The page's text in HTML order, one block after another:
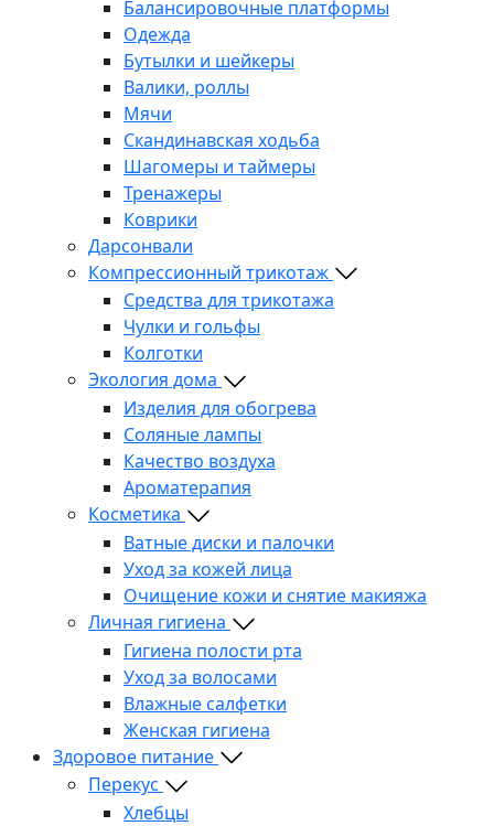
Балансировочные платформы
Одежда
Бутылки и шейкеры
Валики, роллы
Мячи
Скандинавская ходьба
Шагомеры и таймеры
Тренажеры
Коврики
Дарсонвали
Компрессионный трикотаж
Средства для трикотажа
Чулки и гольфы
Колготки
Экология дома
Изделия для обогрева
Соляные лампы
Качество воздуха
Ароматерапия
Косметика
Ватные диски и палочки
Уход за кожей лица
Очищение кожи и снятие макияжа
Личная гигиена
Гигиена полости рта
Уход за волосами
Влажные салфетки
Женская гигиена
Здоровое питание
Перекус
Хлебцы